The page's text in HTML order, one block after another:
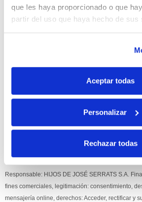
que les haya proporcionado o que
partir del uso que haya hecho de sus
Aceptar todas
Personalizar
Rechazar todas
10% de
con tu primera
Apúntate
un 10% de descuentoen
Responsable: HIJOS DE JOSÉ SERRATS S.A.
fines comerciales, legitimación: consentimiento,
mensajería online, derechos: Acceder, rectificar y